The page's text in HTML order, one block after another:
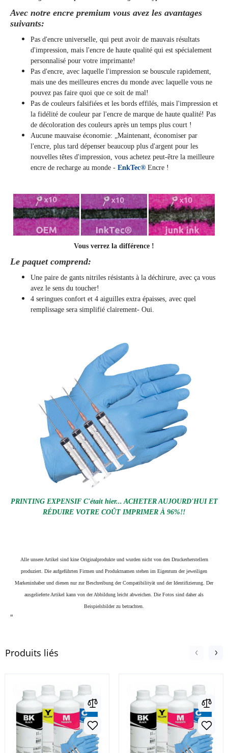
Avec notre encre premium vous avez les avantages
suivants:
Pas d'encre universelle, qui peut avoir de mauvais résultats
d'impression, mais l'encre de haute qualité qui est spécialement
personnalisé pour votre imprimante!
Pas d'encre, avec laquelle l'impression se bouscule rapidement,
mais une des meilleures encres du monde avec laquelle vous ne
pouvez pas faire quoi que ce soit de mal!
Pas de couleurs falsifiées et les bords effilés, mais l'impression et
la fidélité de couleur par l'encre de marque de haute qualité! Pas
de décoloration des couleurs après un temps plus court !
Aucune mauvaise économie: „Maintenant, économiser par
l'encre, plus tard dépenser beaucoup plus d'argent pour les
nouvelles têtes d'impression, vous achetez peut-être la meilleure
encre de recharge au monde - EnkTec® Encre !
Vous verrez la différence !
Le paquet comprend:
Une paire de gants nitriles résistants à la déchirure, avec ça vous
avez le sens du toucher!
4 seringues confort et 4 aiguilles extra épaisses, avec quel
remplissage sera simplifié clairement- Oui.
PRINTING EXPENSIF C'était hier... ACHETER AUJOURD'HUI ET
RÉDUIRE VOTRE COÛT IMPRIMER À 96%!!
Alle unsere Artikel sind kine Originalprodukte und wurden nicht von den Druckerherstellern
produziert. Die aufgeführten Firmen und Produktnamen stehen im Eigentum der jeweiligen
Markeninhaber und dienen nur zur Beschreibung der Compatibilityät und der Identifizierung. Der
ausgelieferte Artikel kann von der Abbildung leicht abweichen. Die Fotos sind daher als
Beispielsbilder zu betrachten.
"
Produits liés